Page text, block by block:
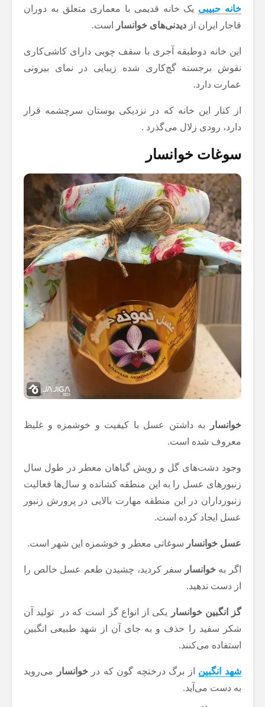
خانه حبیبی یک خانه قدیمی با معماری متعلق به دوران
قاجار ایران از دیدنی‌های خوانسار است.
این خانه دوطبقه آجری با سقف چوبی دارای کاشی‌کاری
نقوش برجسته‌ گچ‌کاری شده زیبایی در نمای بیرونی
عمارت دارد.
از کنار این خانه که در نزدیکی بوستان سرچشمه قرار
دارد، رودی زلال می‌گذرد .
سوغات خوانسار
خوانسار
به داشتن عسل با کیفیت و خوشمزه و غلیظ
معروف شده است.
وجود دشت‌های گل و رویش گیاهان معطر در طول سال
زنبورهای عسل را به این منطقه کشانده و سال‌ها فعالیت
زنبورداران در این منطقه مهارت بالایی در پرورش زنبور
عسل ایجاد کرده است.
عسل خوانسار سوغاتی معطر و خوشمزه این شهر است.
اگر بهخوانسار
سفر کردید، چشیدن طعم عسل خالص را
از دست ندهید.
گز انگبین خوانسار
یکی از انواع گز است که در تولید آن
شکر سفید را حذف و به جای آن از شهد طبیعی انگبین
استفاده می‌کنند.
شهد انگبین از برگ درختچه‌ گون که درخوانسار
می‌روید
به دست می‌آید.